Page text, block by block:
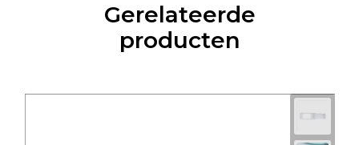
Gerelateerde
producten